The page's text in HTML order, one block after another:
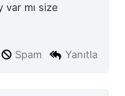
var mı size
Yanıtla
Spam